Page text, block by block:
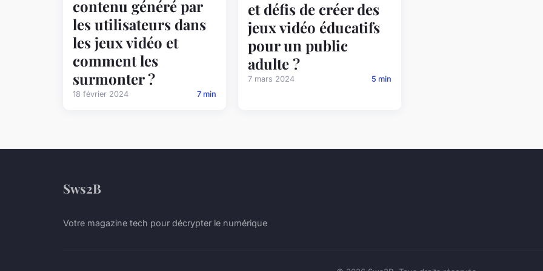
contenu généré par
les utilisateurs dans
les jeux vidéo et
comment les
surmonter ?
18 février 2024 7 min
et défis de créer des
jeux vidéo éducatifs
pour un public
adulte ?
7 mars 2024 5 min
Sws2B
Votre magazine tech pour décrypter le numérique